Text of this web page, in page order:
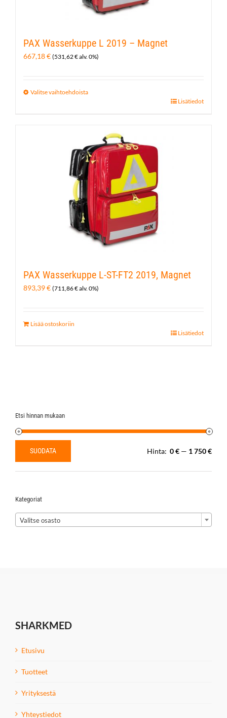
PAX Wasserkuppe L 2019 – Magnet
667,18€ (531,62€alv. 0%)
Valitse vaihtoehdoista
Lisätiedot
PAX Wasserkuppe L-ST-FT2 2019, Magnet
893,39€ (711,86€alv. 0%)
Lisää ostoskoriin
Lisätiedot
Etsi hinnan mukaan
Minimihinta
Maksimihinta
SUODATA Hinta: 0 € — 1 750 €
Kategoriat
Valitse osasto
SHARKMED
Etusivu
Tuotteet
Yrityksestä
Yhteystiedot